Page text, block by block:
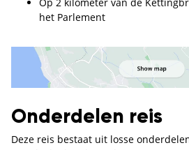
het Parlement
Onderdelen reis
Deze reis bestaat uit losse